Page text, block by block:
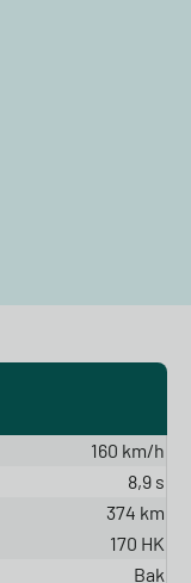
160 km/h
8,9 s
374 km
170 HK
Bak